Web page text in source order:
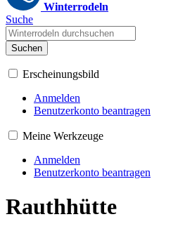
Winterrodeln
Suche
Suchen
Erscheinungsbild
Anmelden
Benutzerkonto beantragen
Meine Werkzeuge
Anmelden
Benutzerkonto beantragen
Rauthhütte